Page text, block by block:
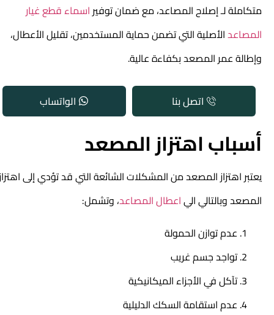
متكاملة لـإصلاح المصاعد، مع ضمان توفيراسماء قطع غيار
المصاعدالأصلية التي تضمن حماية المستخدمين، تقليل الأعطال،
وإطالة عمر المصعد بكفاءة عالية.
اتصل بنا الواتساب
أسباب اهتزاز المصعد
يعتبر اهتزاز المصعد من المشكلات الشائعة التي قد تؤدي إلى اهتزاز
المصعد وبالتالي الياعطال المصاعد، وتشمل:
عدم توازن الحمولة
تواجد جسم غريب
تآكل في الأجزاء الميكانيكية
عدم استقامة السكك الدليلية